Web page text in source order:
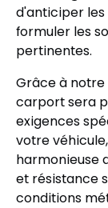
d'anticiper
formuler les
pertinentes.
Grâce à
carport sera
exigences
votre
harmonieuse
et résistance
conditions